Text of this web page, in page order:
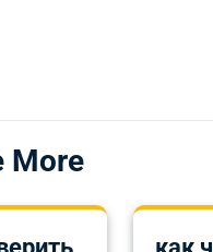
More
как